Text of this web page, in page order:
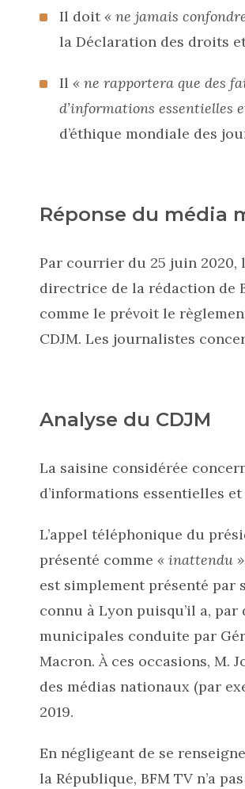
Il doit« ne jamais
la Déclaration des droits
Il « ne rapportera que des
d’informations essentielles
d’éthique mondiale des
Réponse du média
Par courrier du 25 juin 2020,
directrice de la rédaction de
comme le prévoit le
CDJM. Les journalistes
Analyse du CDJM
La saisine considérée
d’informations essentielles
L’appel téléphonique du
présenté comme « inattendu
est simplement présenté par
connu à Lyon puisqu’il a,
municipales conduite par
Macron. À ces occasions, M.
des médias nationaux (par
2019.
En négligeant de se
la République, BFM TV n’a